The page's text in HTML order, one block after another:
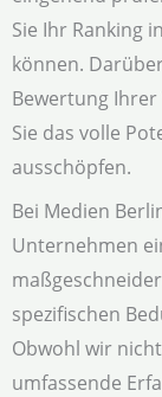
Sie Ihr Ranking
können.
Bewertung Ihrer
Sie das volle
ausschöpfen.
Bei Medien
Unternehmen
spezifischen
Obwohl wir
umfassende